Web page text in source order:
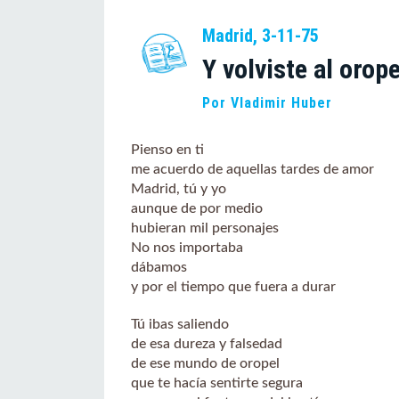
Madrid, 3-11-75
Y volviste al
Por Vladimir Huber
Pienso en ti
me acuerdo de aquellas tardes de amor
Madrid, tú y yo
aunque de por medio
hubieran mil personajes
No nos importaba
dábamos
y por el tiempo que fuera a durar
Tú ibas saliendo
de esa dureza y falsedad
de ese mundo de oropel
que te hacía sentirte segura